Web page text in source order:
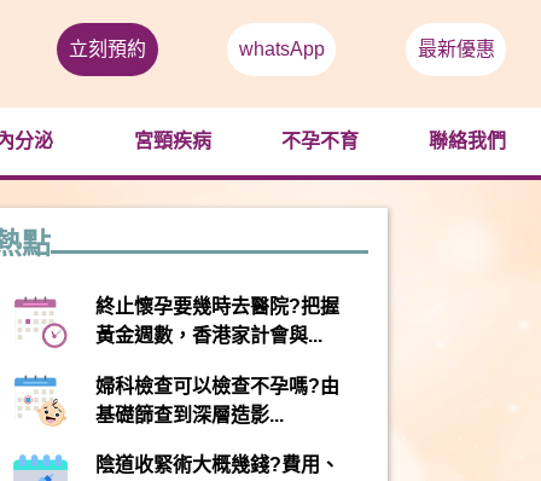
立刻預約 whatsApp 最新優惠
分泌 宮頸疾病 不孕不育 聯絡我們
點
終止懷孕要幾時去醫院?把握
黃金週數，香港家計會與...
婦科檢查可以檢查不孕嗎?由
基礎篩查到深層造影...
陰道收緊術大概幾錢?費用、